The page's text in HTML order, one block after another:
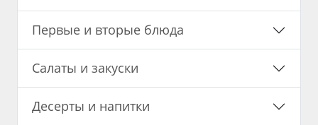
Первые и вторые блюда
Салаты и закуски
Десерты и напитки